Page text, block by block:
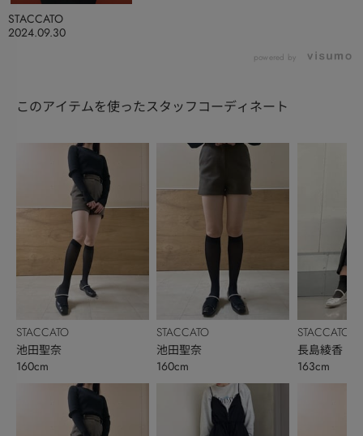
2024.09.30
STACCATO
powered by
このアイテムを使ったスタッフコーディネート
STACCATO
池田聖奈
160cm
STACCATO
池田聖奈
160cm
STACCATO
長島綾香
163cm